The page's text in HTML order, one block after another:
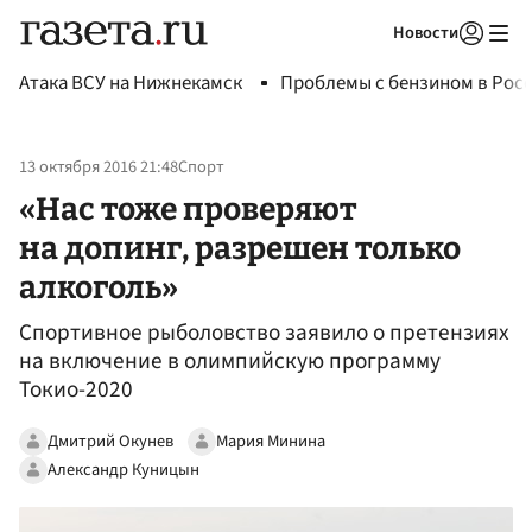
Новости
Атака ВСУ на Нижнекамск Проблемы с бензином в
13 октября 2016 21:48Спорт
«Нас тоже проверяют
на допинг, разрешен только
алкоголь»
Спортивное рыболовство заявило о претензиях
на включение в олимпийскую программу
Токио-2020
Дмитрий Окунев
Мария Минина
Александр Куницын